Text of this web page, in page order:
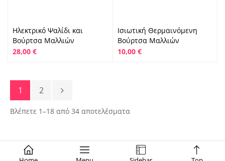
Ηλεκτρικό Ψαλίδι και
Βούρτσα Μαλλιών
28,00 €
Ισιωτική Θερμαινόμενη
Βούρτσα Μαλλιών
10,00 €
1 2
Βλέπετε 1–18 από 34 αποτελέσματα